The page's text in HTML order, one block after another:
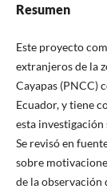
Resumen
Este proyecto
extranjeros de la
Cayapas (PNCC)
Ecuador, y tiene
esta
Se revisó en
sobre
de la